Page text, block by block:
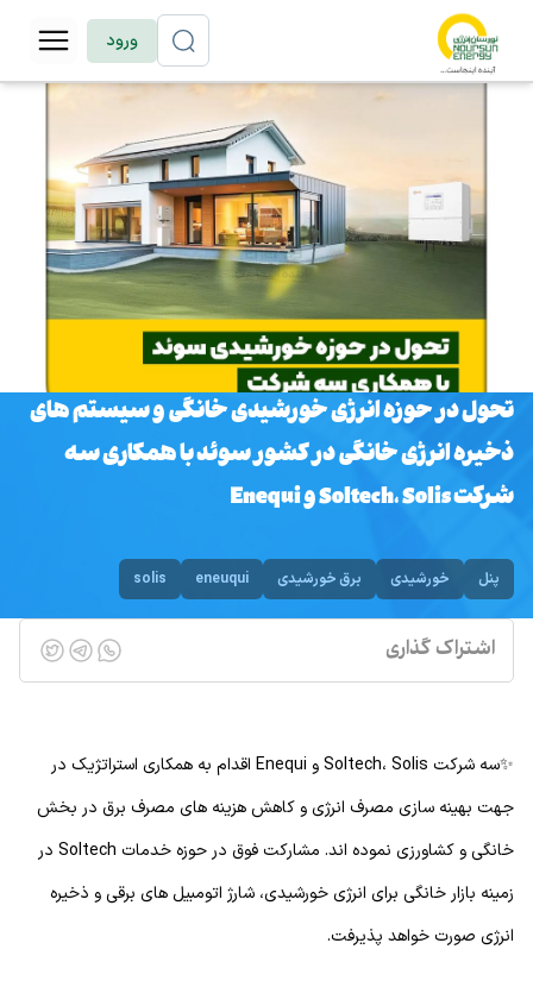
ورود
تحول در حوزه انرژی خورشیدی خانگی و سیستم های
ذخیره انرژی خانگی در کشور سوئد با همکاری سه
شرکت Soltech، Solis و Enequi
پنل خورشیدی برق خورشیدی eneuqui
solis
اشتراک گذاری
✨سه شرکت Soltech، Solis و Enequi اقدام به همکاری استراتژیک در
جهت بهینه سازی مصرف انرژی و کاهش هزینه های مصرف برق در بخش
خانگی و کشاورزی نموده اند. مشارکت فوق در حوزه خدمات Soltech در
زمینه بازار خانگی برای انرژی خورشیدی، شارژ اتومبیل های برقی و ذخیره
انرژی صورت خواهد پذیرفت.